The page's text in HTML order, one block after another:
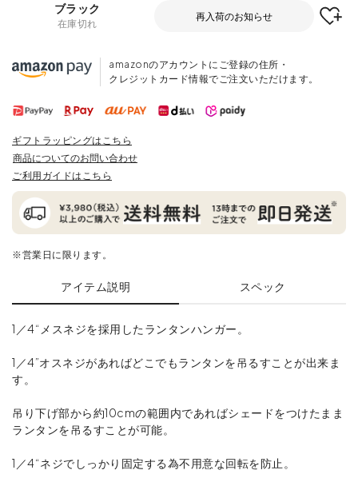
ブラック
在庫切れ
再入荷のお知らせ
amazonのアカウントにご登録の住所・
クレジットカード情報でご注文いただけます。
ギフトラッピングはこちら
商品についてのお問い合わせ
ご利用ガイドはこちら
※営業日に限ります。
アイテム説明 スペック
1／4“メスネジを採用したランタンハンガー。
1／4”オスネジがあればどこでもランタンを吊るすことが出来ま
す。
吊り下げ部から約10cmの範囲内であればシェードをつけたまま
ランタンを吊るすことが可能。
1／4“ネジでしっかり固定する為不用意な回転を防止。